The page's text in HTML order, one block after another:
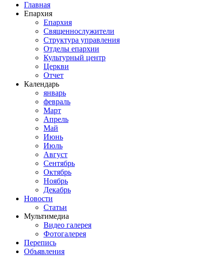
Главная
Епархия
Епархия
Священнослужители
Структура управления
Отделы епархии
Культурный центр
Церкви
Отчет
Календарь
январь
февраль
Март
Апрель
Май
Июнь
Июль
Август
Сентябрь
Октябрь
Ноябрь
Декабрь
Новости
Статьи
Мультимедиа
Видео галерея
Фотогалерея
Перепись
Объявления